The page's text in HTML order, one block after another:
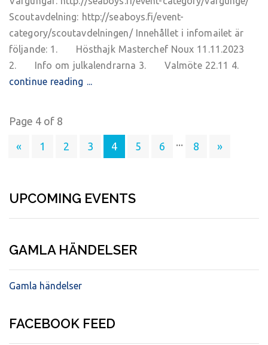
Scoutavdelning: http://seaboys.fi/event-
category/scoutavdelningen/ Innehållet i infomailet är
följande: 1. Hösthajk Masterchef Noux 11.11.2023
2. Info om julkalendrarna 3. Valmöte 22.11 4.
continue reading ...
Page 4 of 8
« 1 2 3 4 5 6 ... 8 »
UPCOMING EVENTS
GAMLA HÄNDELSER
Gamla händelser
FACEBOOK FEED